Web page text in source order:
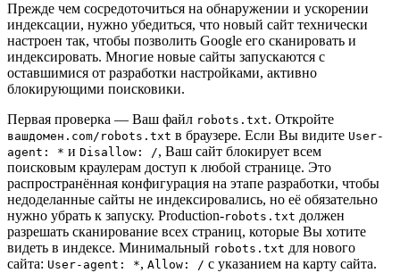
Прежде чем сосредоточиться на обнаружении и ускорении
индексации, нужно убедиться, что новый сайт технически
настроен так, чтобы позволить Google его сканировать и
индексировать. Многие новые сайты запускаются с
оставшимися от разработки настройками, активно
блокирующими поисковики.
Первая проверка — Ваш файл robots.txt. Откройте
вашдомен.com/robots.txt в браузере. Если Вы видите User-
agent: * и Disallow: /, Ваш сайт блокирует всем
поисковым краулерам доступ к любой странице. Это
распространённая конфигурация на этапе разработки, чтобы
недоделанные сайты не индексировались, но её обязательно
нужно убрать к запуску. Production-robots.txt должен
разрешать сканирование всех страниц, которые Вы хотите
видеть в индексе. Минимальный robots.txt для нового
сайта: User-agent: *, Allow: / с указанием на карту сайта.